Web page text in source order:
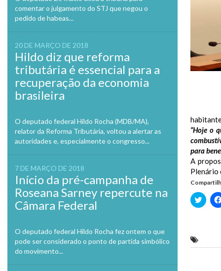
comentar o julgamento do STJ que negou o
pedido de habeas...
20 DE MARÇO DE 2018
Hildo diz que reforma
tributária é essencial para a
recuperação da economia
brasileira
O deputado federal Hildo Rocha (MDB/MA),
relator da Reforma Tributária, voltou a alertar as
autoridades e, especialmente o congresso...
7 DE MARÇO DE 2018
Início da pré-campanha de
Roseana Sarney repercute na
Câmara Federal
O deputado federal Hildo Rocha fez ontem o que
pode ser considerado o ponto de partida simbólico
do movimento...
“Hoje o
para
A
Plenário
Clique
para